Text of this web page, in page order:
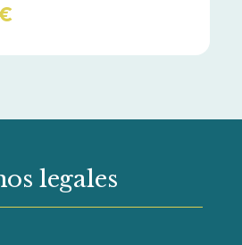
legales